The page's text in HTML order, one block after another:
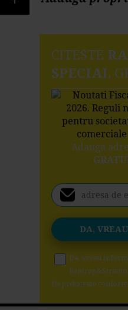
CITESTE
SPECIAL
Adauga
Da, vreau
fie prelucrate conform